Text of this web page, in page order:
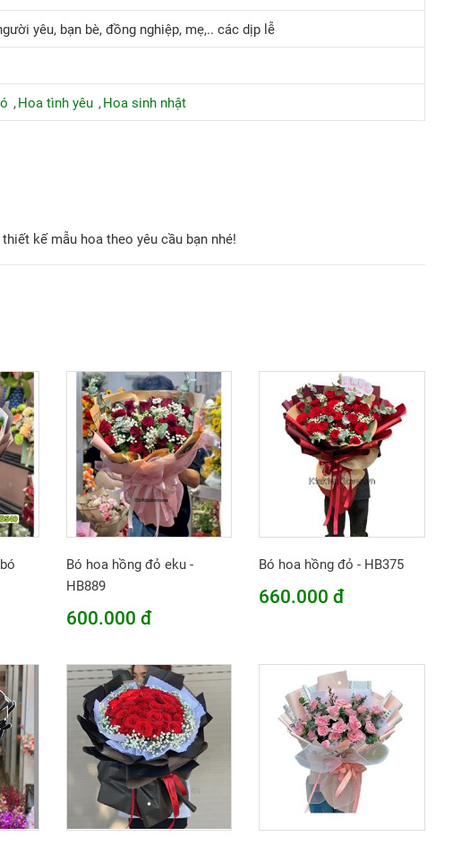
yêu, bạn bè, đồng nghiệp, mẹ,.. các dịp lễ
Hoa tình yêu Hoa sinh nhật
kế mẫu hoa theo yêu cầu bạn nhé!
Bó hoa hồng đỏ eku -
HB889
600.000 đ
Bó hoa hồng đỏ - HB375
660.000 đ